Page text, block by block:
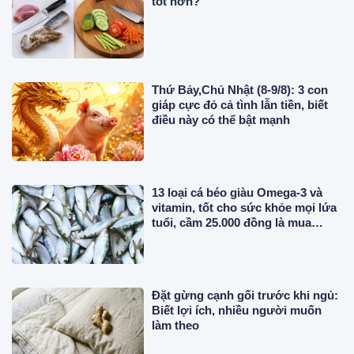
Thứ Bảy,Chủ Nhật (8-9/8): 3 con
giáp cực đỏ cả tình lẫn tiền, biết
điều này có thể bật mạnh
13 loại cá béo giàu Omega-3 và
vitamin, tốt cho sức khỏe mọi lứa
tuổi, cầm 25.000 đồng là mua
Đặt gừng cạnh gối trước khi ngủ:
Biết lợi ích, nhiều người muốn
làm theo